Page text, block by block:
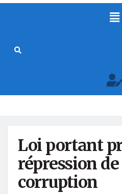
Loi portant
répression
corruption